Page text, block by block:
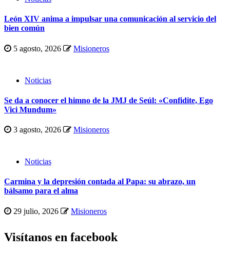
León XIV anima a impulsar una comunicación al servicio del
bien común
5 agosto, 2026 Misioneros
Noticias
Se da a conocer el himno de la JMJ de Seúl: «Confidite, Ego
Vici Mundum»
3 agosto, 2026 Misioneros
Noticias
Carmina y la depresión contada al Papa: su abrazo, un
bálsamo para el alma
29 julio, 2026 Misioneros
Visítanos en facebook